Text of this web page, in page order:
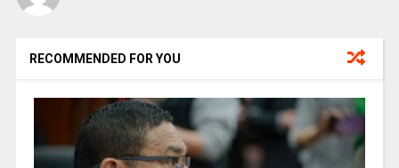
RECOMMENDED FOR YOU